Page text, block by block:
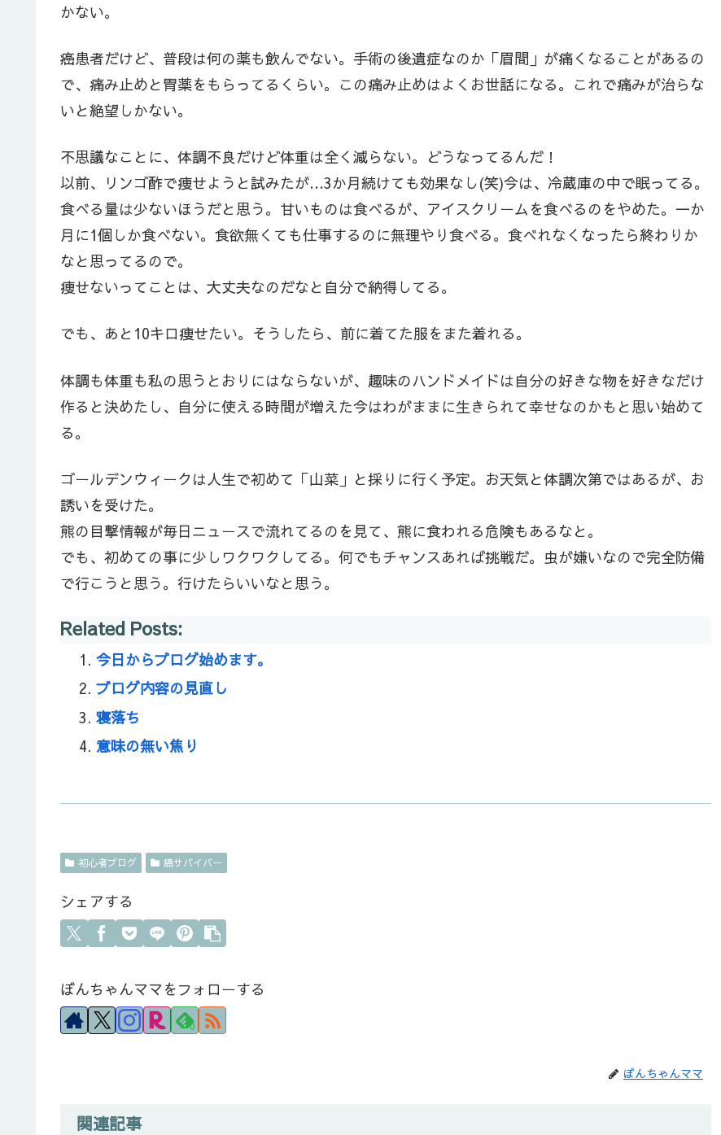
かない。
癌患者だけど、普段は何の薬も飲んでない。手術の後遺症なのか「眉間」が痛くなることがあるの
で、痛み止めと胃薬をもらってるくらい。この痛み止めはよくお世話になる。これで痛みが治らな
いと絶望しかない。
不思議なことに、体調不良だけど体重は全く減らない。どうなってるんだ！
以前、リンゴ酢で痩せようと試みたが…3か月続けても効果なし(笑)今は、冷蔵庫の中で眠ってる。
食べる量は少ないほうだと思う。甘いものは食べるが、アイスクリームを食べるのをやめた。一か
月に1個しか食べない。食欲無くても仕事するのに無理やり食べる。食べれなくなったら終わりか
なと思ってるので。
痩せないってことは、大丈夫なのだなと自分で納得してる。
でも、あと10キロ痩せたい。そうしたら、前に着てた服をまた着れる。
体調も体重も私の思うとおりにはならないが、趣味のハンドメイドは自分の好きな物を好きなだけ
作ると決めたし、自分に使える時間が増えた今はわがままに生きられて幸せなのかもと思い始めて
る。
ゴールデンウィークは人生で初めて「山菜」と採りに行く予定。お天気と体調次第ではあるが、お
誘いを受けた。
熊の目撃情報が毎日ニュースで流れてるのを見て、熊に食われる危険もあるなと。
でも、初めての事に少しワクワクしてる。何でもチャンスあれば挑戦だ。虫が嫌いなので完全防備
で行こうと思う。行けたらいいなと思う。
Related Posts:
今日からブログ始めます。
ブログ内容の見直し
寝落ち
意味の無い焦り
初心者ブログ 癌サバイバー
シェアする
ぼんちゃんママをフォローする
0
ぼんちゃんママ
関連記事